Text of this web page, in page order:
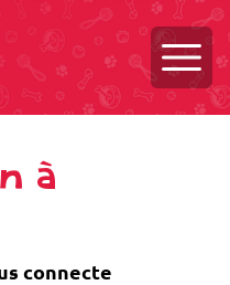
à
connecte